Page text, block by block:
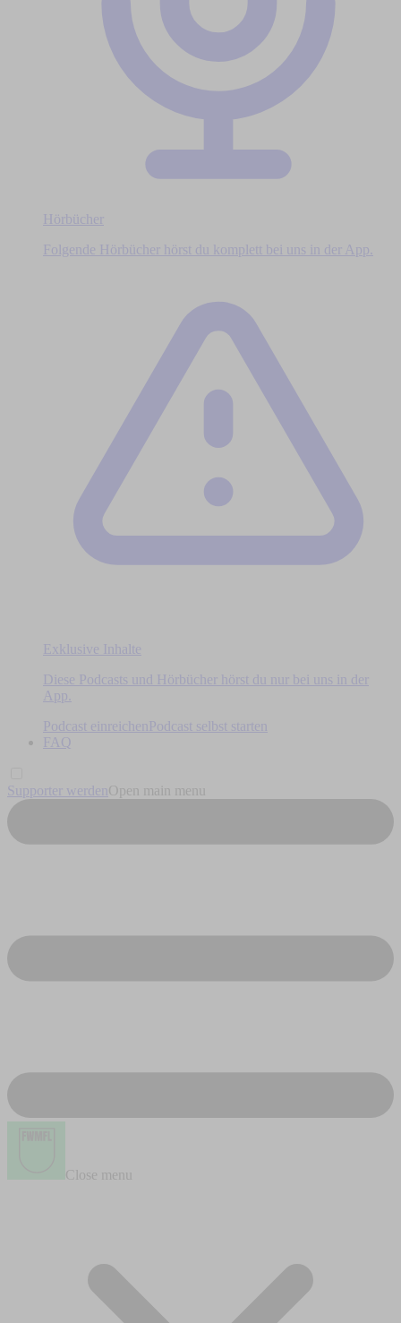
Hörbücher
Folgende Hörbücher hörst du komplett bei uns in der App.
Exklusive Inhalte
Diese Podcasts und Hörbücher hörst du nur bei uns in der
App.
Podcast einreichen
Podcast selbst starten
FAQ
Supporter werden Open main menu
Close menu